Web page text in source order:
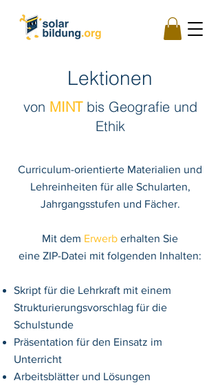
Lektionen
von MINTbis Geografie und
Ethik
Curriculum-orientierte Materialien und
Lehreinheiten für alle Schularten,
Jahrgangsstufen und Fächer.
Mit dem Erwerb erhalten Sie
eine ZIP-Datei mit folgenden Inhalten:
Skript für die Lehrkraft mit einem
Strukturierungsvorschlag für die
Schulstunde
Präsentation für den Einsatz im
Unterricht
Arbeitsblätter und Lösungen